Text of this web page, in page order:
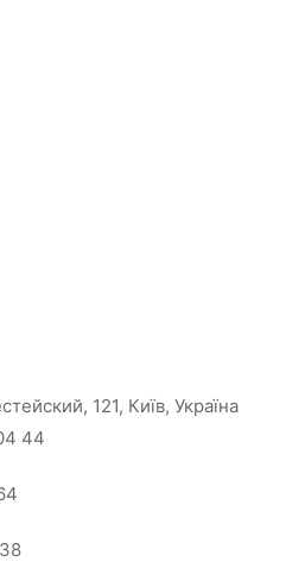
121, Київ, Україна
44